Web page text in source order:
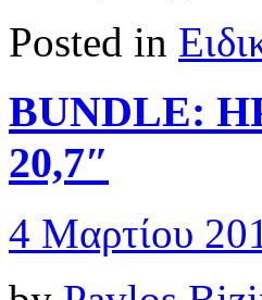
Posted in
BUNDLE:
20,7″
4 Μαρτίου